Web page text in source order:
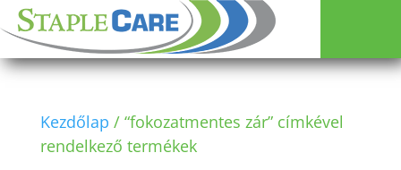
Kezdőlap / “fokozatmentes zár” címkével
rendelkező termékek